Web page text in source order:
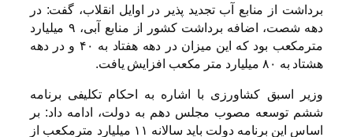
برداشت از منابع آب تجدید پذیر در اوایل انقلاب، گفت: در
دهه شصت، اضافه برداشت کشور از منابع آبی،‌ ۹ میلیارد
مترمکعب بود که این میزان در دهه هفتاد به ۴۰ و در دهه
هشتاد به ۸۰ میلیارد متر مکعب افزایش یافت.
وزیر اسبق کشاورزی با اشاره به احکام تکلیفی برنامه
ششم توسعه مصوب مجلس دهم به دولت، ادامه داد:‌ بر
اساس این برنامه دولت باید سالانه ۱۱ میلیارد مترمکعب از